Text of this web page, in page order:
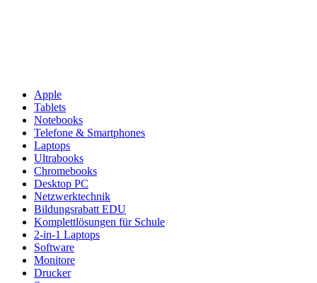
Apple
Tablets
Notebooks
Telefone & Smartphones
Laptops
Ultrabooks
Chromebooks
Desktop PC
Netzwerktechnik
Bildungsrabatt EDU
Komplettlösungen für Schule
2-in-1 Laptops
Software
Monitore
Drucker